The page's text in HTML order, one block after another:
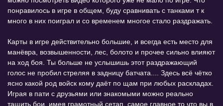
понравилось в игре в общем, буду сравнивать с танками т к
много в них поиграл и со временем многое стало раздражать.
Карты в игре действительно большие, и всегда есть место для
манёвра, возвышенности, лес, болото и прочее сильно влияют
на ход боя. Ты больше не услышишь этот раздражающий
голос не пробил стреляя в задницу батчата.... Здесь всё чётко
ясно какой род войск кому даёт по щам при любых раскладах.
Играя в пати с друзьями или знакомыми можно реально
тащить бои, имея грамотный сетап, самое главное то что вы в